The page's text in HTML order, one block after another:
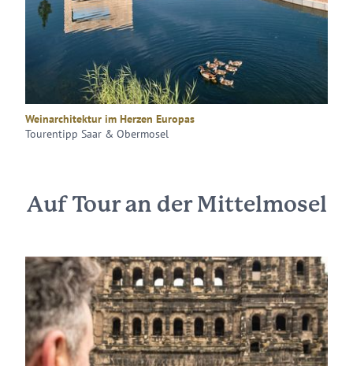
Weinarchitektur im Herzen Europas
Tourentipp Saar & Obermosel
Auf Tour an der Mittelmosel